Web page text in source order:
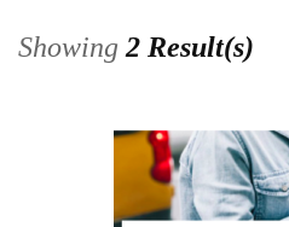
Showing2 Result(s)